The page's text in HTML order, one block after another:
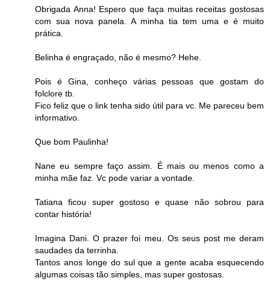
Obrigada Anna! Espero que faça muitas receitas gostosas
com sua nova panela. A minha tia tem uma e é muito
prática.
Belinha é engraçado, não é mesmo? Hehe.
Pois é Gina, conheço várias pessoas que gostam do
folclore tb.
Fico feliz que o link tenha sido útil para vc. Me pareceu bem
informativo.
Que bom Paulinha!
Nane eu sempre faço assim. É mais ou menos como a
minha mãe faz. Vc pode variar a vontade.
Tatiana ficou super gostoso e quase não sobrou para
contar história!
Imagina Dani. O prazer foi meu. Os seus post me deram
saudades da terrinha.
Tantos anos longe do sul que a gente acaba esquecendo
algumas coisas tão simples, mas super gostosas.